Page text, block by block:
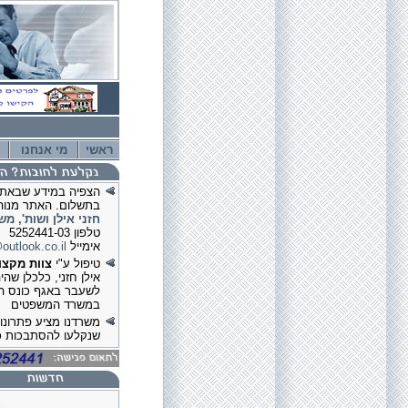
מי אנחנו ראשי
הצפיה במידע
בתשלום. האתר
חזני אילן ושות',
טלפון 5252441-03
אימייל
טיפול ע"י צוות
אילן חזני, כלכלן
לשעבר באגף כונס
במשרד המשפטים
משרדנו מציע
שנקלעו להסתבכות
תחומי עיסוק בין
כינוס נכסים,
חברות, הוצאה